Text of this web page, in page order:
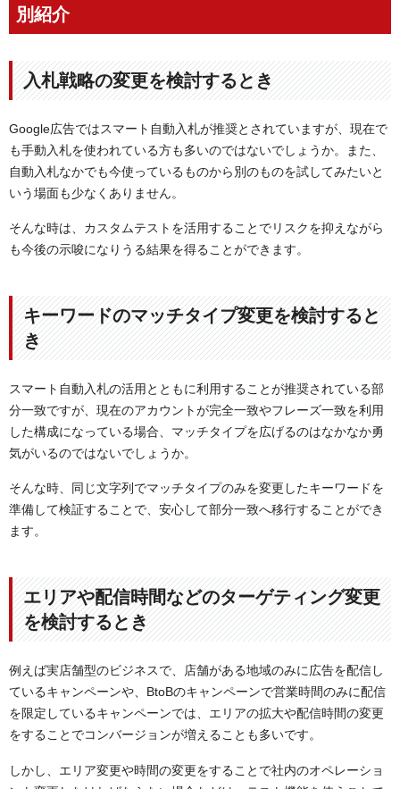
別紹介
入札戦略の変更を検討するとき
Google広告ではスマート自動入札が推奨とされていますが、現在で
も手動入札を使われている方も多いのではないでしょうか。また、
自動入札なかでも今使っているものから別のものを試してみたいと
いう場面も少なくありません。
そんな時は、カスタムテストを活用することでリスクを抑えながら
も今後の示唆になりうる結果を得ることができます。
キーワードのマッチタイプ変更を検討すると
き
スマート自動入札の活用とともに利用することが推奨されている部
分一致ですが、現在のアカウントが完全一致やフレーズ一致を利用
した構成になっている場合、マッチタイプを広げるのはなかなか勇
気がいるのではないでしょうか。
そんな時、同じ文字列でマッチタイプのみを変更したキーワードを
準備して検証することで、安心して部分一致へ移行することができ
ます。
エリアや配信時間などのターゲティング変更
を検討するとき
例えば実店舗型のビジネスで、店舗がある地域のみに広告を配信し
ているキャンペーンや、BtoBのキャンペーンで営業時間のみに配信
を限定しているキャンペーンでは、エリアの拡大や配信時間の変更
をすることでコンバージョンが増えることも多いです。
しかし、エリア変更や時間の変更をすることで社内のオペレーショ